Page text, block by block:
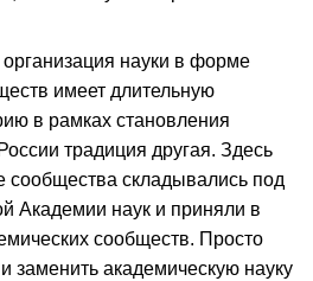
науки в форме
имеет длительную
в рамках становления
традиция другая. Здесь
складывались под
Академии наук и приняли в
сообществ. Просто
заменить академическую науку